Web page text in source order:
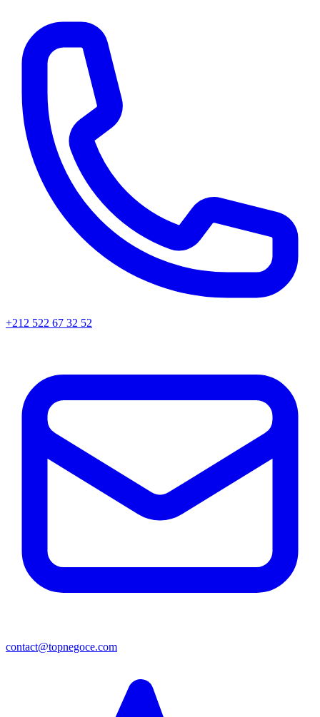
+212 522 67 32 52
contact@topnegoce.com